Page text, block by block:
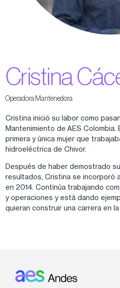
Cristina
Operadora Mantenedora
Cristina inició su labor como
Mantenimiento de AES Colombia.
primera y única mujer que
hidroeléctrica de Chivor.
Después de haber demostrado
resultados, Cristina se incorporó
en 2014. Continúa trabajando
y operaciones y está dando
quieran construir una carrera en